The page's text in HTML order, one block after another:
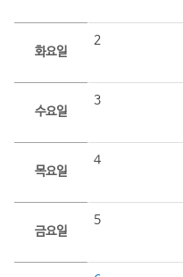
화요일
2
수요일
3
목요일
4
금요일
5